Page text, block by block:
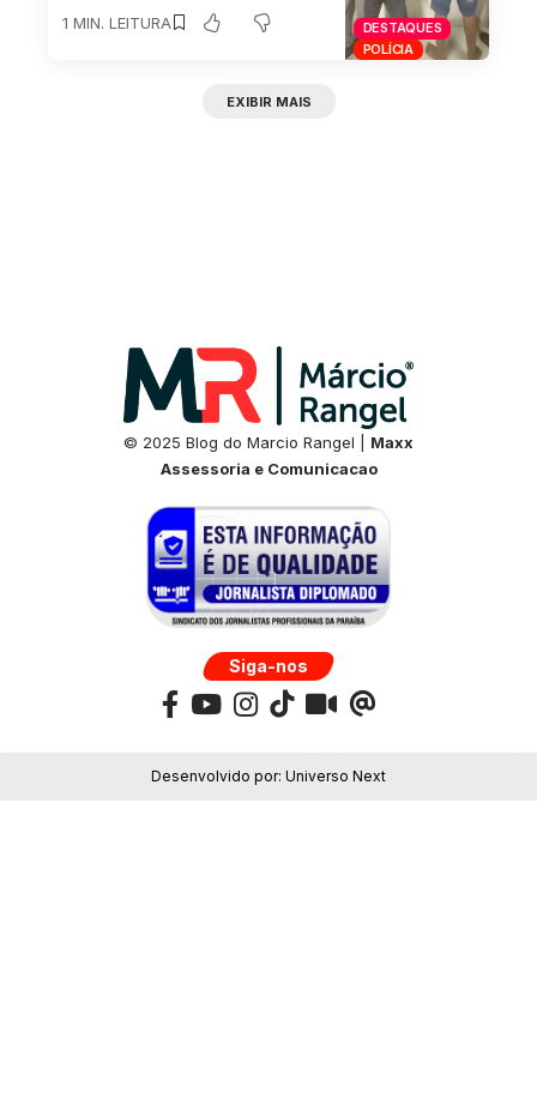
DESTAQUES
POLÍCIA
1 MIN. LEITURA
EXIBIR MAIS
© 2025 Blog do Marcio Rangel | Maxx
Assessoria e Comunicacao
Siga-nos
Desenvolvido por: Universo Next